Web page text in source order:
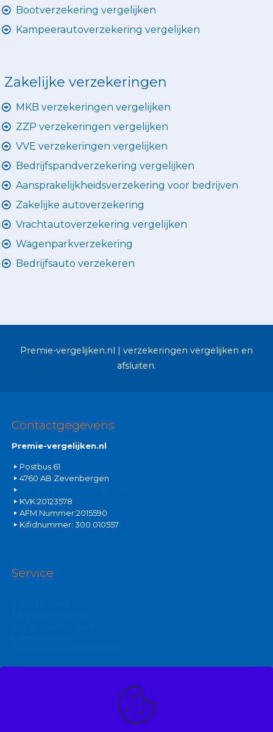
Bootverzekering vergelijken
Kampeerautoverzekering vergelijken
Zakelijke verzekeringen
MKB verzekeringen vergelijken
ZZP verzekeringen vergelijken
VVE verzekeringen vergelijken
Bedrijfspandverzekering vergelijken
Aansprakelijkheidsverzekering voor bedrijven
Zakelijke autoverzekering
Vrachtautoverzekering vergelijken
Wagenparkverzekering
Bedrijfsauto verzekeren
Premie-vergelijken.nl | verzekeringen vergelijken en
afsluiten.
Contactgegevens
Premie-vergelijken.nl
Postbus 61
4760 AB Zevenbergen
KVK:20123578
AFM Nummer:2015590
Kifidnummer: 300.010557
Service